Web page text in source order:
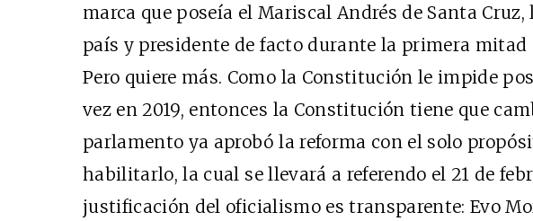
marca que poseía el Mariscal Andrés de Santa
país y presidente de facto durante la primera mitad
Pero quiere más. Como la Constitución le impide
vez en 2019, entonces la Constitución tiene que
parlamento ya aprobó la reforma con el solo
habilitarlo, la cual se llevará a referendo el 21 de
justificación del oficialismo es transparente: Evo
Cine desde los márgenes
EDICIÓN MÉXICO
SUSCRÍBETE
Cine
EDICIÓN